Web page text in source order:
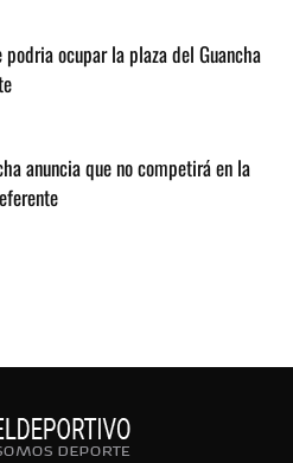
podria ocupar la plaza del Guancha
anuncia que no competirá en la